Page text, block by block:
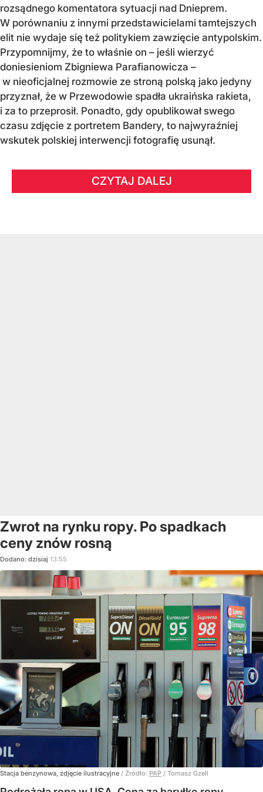
rozsądnego komentatora sytuacji nad Dnieprem.
W porównaniu z innymi przedstawicielami tamtejszych
elit nie wydaje się też politykiem zawzięcie antypolskim.
Przypomnijmy, że to właśnie on – jeśli wierzyć
doniesieniom Zbigniewa Parafianowicza –
w nieoficjalnej rozmowie ze stroną polską jako jedyny
przyznał, że w Przewodowie spadła ukraińska rakieta,
i za to przeprosił. Ponadto, gdy opublikował swego
czasu zdjęcie z portretem Bandery, to najwyraźniej
wskutek polskiej interwencji fotografię usunął.
CZYTAJ DALEJ
Zwrot na rynku ropy. Po spadkach
ceny znów rosną
Dodano: dzisiaj 13:55
Stacja benzynowa, zdjęcie ilustracyjne / Źródło: PAP / Tomasz Gzell